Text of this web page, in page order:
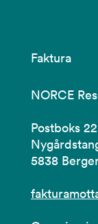
Faktura
NORCE
Postboks
5838